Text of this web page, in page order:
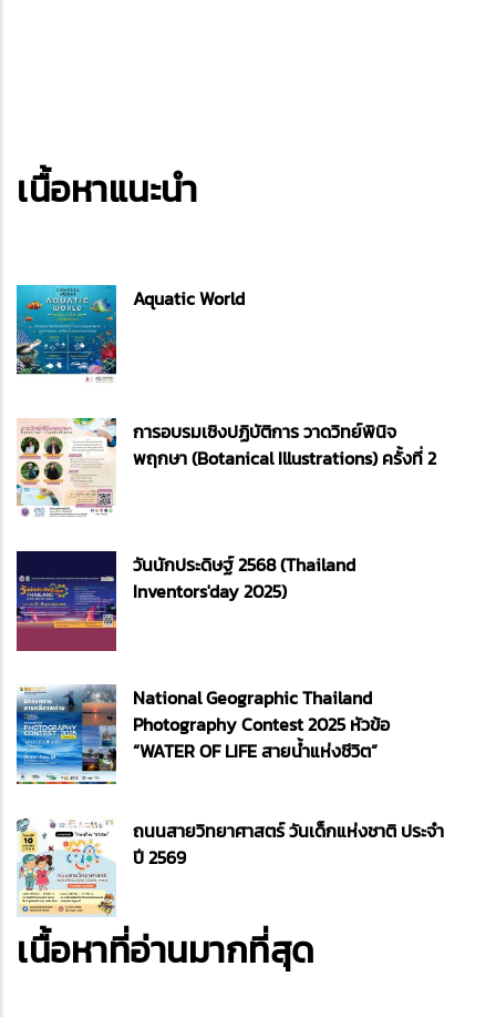
เนื้อหาแนะนำ
Aquatic World
การอบรมเชิงปฏิบัติการ วาดวิทย์พินิจ
พฤกษา (Botanical Illustrations) ครั้งที่ 2
วันนักประดิษฐ์ 2568 (Thailand
Inventors'day 2025)
National Geographic Thailand
Photography Contest 2025 หัวข้อ
“WATER OF LIFE สายน้ำแห่งชีวิต”
ถนนสายวิทยาศาสตร์ วันเด็กแห่งชาติ ประจำ
ปี 2569
เนื้อหาที่อ่านมากที่สุด